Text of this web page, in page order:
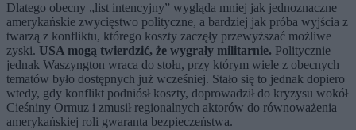
Dlatego obecny „list intencyjny” wygląda mniej jak jednoznaczne
amerykańskie zwycięstwo polityczne, a bardziej jak próba wyjścia z
twarzą z konfliktu, którego koszty zaczęły przewyższać możliwe
zyski. USA mogą twierdzić, że wygrały militarnie. Politycznie
jednak Waszyngton wraca do stołu, przy którym wiele z obecnych
tematów było dostępnych już wcześniej. Stało się to jednak dopiero
wtedy, gdy konflikt podniósł koszty, doprowadził do kryzysu wokół
Cieśniny Ormuz i zmusił regionalnych aktorów do równoważenia
amerykańskiej roli gwaranta bezpieczeństwa.